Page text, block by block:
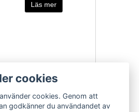
Läs mer
cookies
cookies. Genom att
godkänner du användandet av